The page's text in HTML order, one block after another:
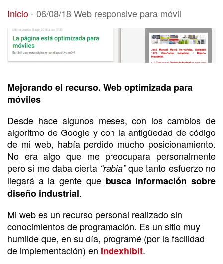
06/08/18 Web responsive para móvil
Inicio- 06/08/18 Web responsive para móvil
Mejorando el recurso. Web optimizada para
móviles
Desde hace algunos meses, con los cambios de
algoritmo de Google y con la antigüedad de código
de mi web, había perdido mucho posicionamiento.
No era algo que me preocupara personalmente
pero si me daba cierta “rabia”que tanto esfuerzo no
llegará a la gente que busca información sobre
diseño industrial.
Mi web es un recurso personal realizado sin
conocimientos de programación. Es un sitio muy
humilde que, en su día, programé (por la facilidad
de implementación) en Indexhibit.